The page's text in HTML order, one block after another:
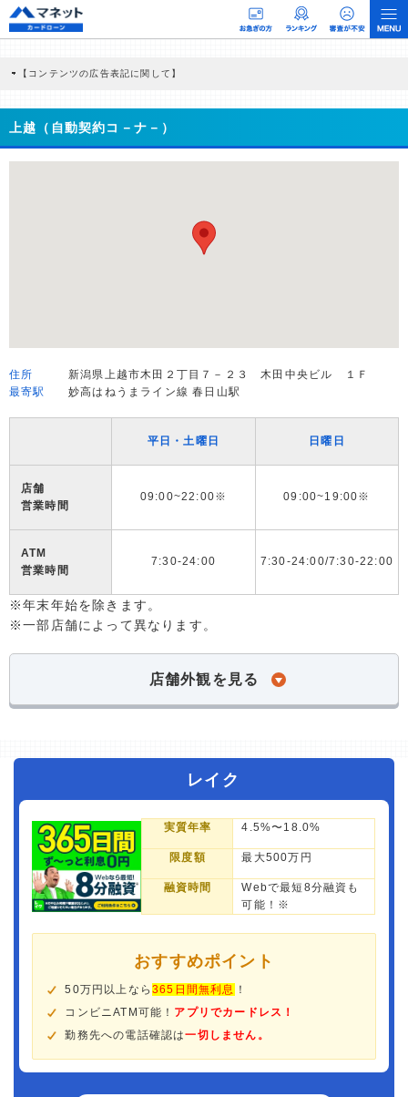
【コンテンツの広告表記に関して】
商品を根拠なくPRするものではなく、当編集部の調査／ユーザーへの口コミ収集な
どに基づき、公平性を担保した情報提供を行っています。
>提携企業一覧
上越（自動契約コ－ナ－）
住所
新潟県上越市木田２丁目７－２３ 木田中央ビル １Ｆ
最寄駅
妙高はねうまライン線 春日山駅
平日・土曜日 日曜日
店舗
営業時間
09:00~22:00※ 09:00~19:00※
ATM
営業時間
7:30-24:00 7:30-24:00/7:30-22:00
※年末年始を除きます。
※一部店舗によって異なります。
店舗外観を見る
レイク
実質年率 4.5%〜18.0%
限度額 最大500万円
融資時間
Webで最短8分融資も
可能！※
おすすめポイント
50万円以上なら365日間無利息 ！
コンビニATM可能！ アプリでカードレス！
勤務先への電話確認は一切しません。